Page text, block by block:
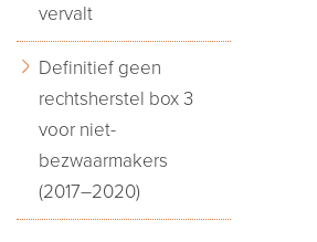
vervalt
Definitief geen
rechtsherstel box 3
voor niet-
bezwaarmakers
(2017–2020)